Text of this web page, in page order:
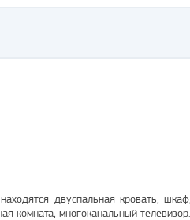
двуспальная кровать, шкаф,
комната, многоканальный телевизор.